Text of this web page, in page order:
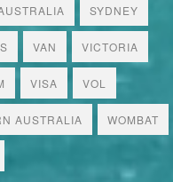
SYDNEY
VAN VICTORIA
VISA VOL
AUSTRALIA WOMBAT